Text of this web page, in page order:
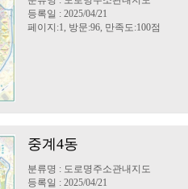
등록일 : 2025/04/21
페이지:1, 방문:96, 만족도:100점
중계4동
분류명 : 도로명주소관내지도
등록일 : 2025/04/21